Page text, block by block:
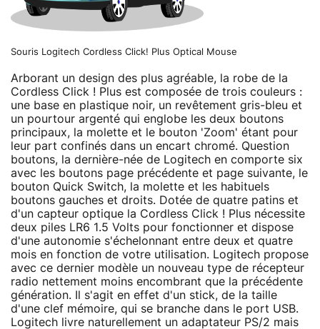
Souris Logitech Cordless Click! Plus Optical Mouse
Arborant un design des plus agréable, la robe de la
Cordless Click ! Plus est composée de trois couleurs :
une base en plastique noir, un revêtement gris-bleu et
un pourtour argenté qui englobe les deux boutons
principaux, la molette et le bouton 'Zoom' étant pour
leur part confinés dans un encart chromé. Question
boutons, la dernière-née de Logitech en comporte six
avec les boutons page précédente et page suivante, le
bouton Quick Switch, la molette et les habituels
boutons gauches et droits. Dotée de quatre patins et
d'un capteur optique la Cordless Click ! Plus nécessite
deux piles LR6 1.5 Volts pour fonctionner et dispose
d'une autonomie s'échelonnant entre deux et quatre
mois en fonction de votre utilisation. Logitech propose
avec ce dernier modèle un nouveau type de récepteur
radio nettement moins encombrant que la précédente
génération. Il s'agit en effet d'un stick, de la taille
d'une clef mémoire, qui se branche dans le port USB.
Logitech livre naturellement un adaptateur PS/2 mais